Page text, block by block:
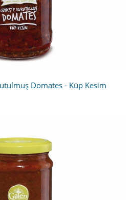
Domates - Küp Kesim